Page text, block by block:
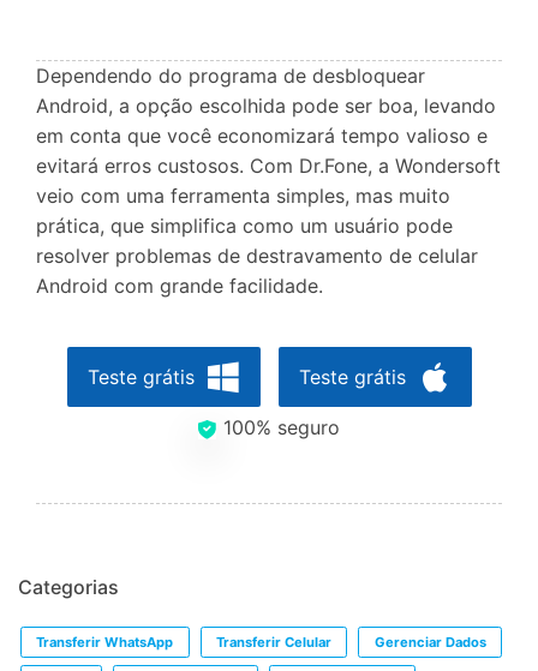
Dependendo do programa de desbloquear
Android, a opção escolhida pode ser boa, levando
em conta que você economizará tempo valioso e
evitará erros custosos. Com Dr.Fone, a Wondersoft
veio com uma ferramenta simples, mas muito
prática, que simplifica como um usuário pode
resolver problemas de destravamento de celular
Android com grande facilidade.
Teste grátis Teste grátis
100% seguro
Categorias
Transferir WhatsApp Transferir Celular Gerenciar Dados